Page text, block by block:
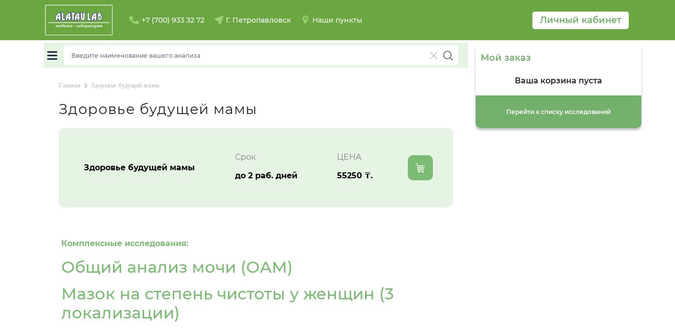
+7 (700) 933 32 72 Г. Петропавловск Наши пункты Личный кабинет
Мой заказ
Ваша корзина пуста
Перейти к списку исследований
Главная chevron_rightЗдоровье будущей мамы
Здоровье будущей мамы
Здоровье будущей мамы
Срок
до 2 раб. дней
ЦЕНА
55250 ₸.
Комплексные исследования:
Общий анализ мочи (ОАМ)
Мазок на степень чистоты у женщин (3
локализации)
Лисаковск
Павлодар
Р
Туркестанская
У